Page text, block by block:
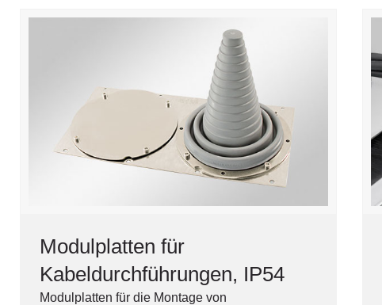
Modulplatten für
Kabeldurchführungen, IP54
Modulplatten für die Montage von